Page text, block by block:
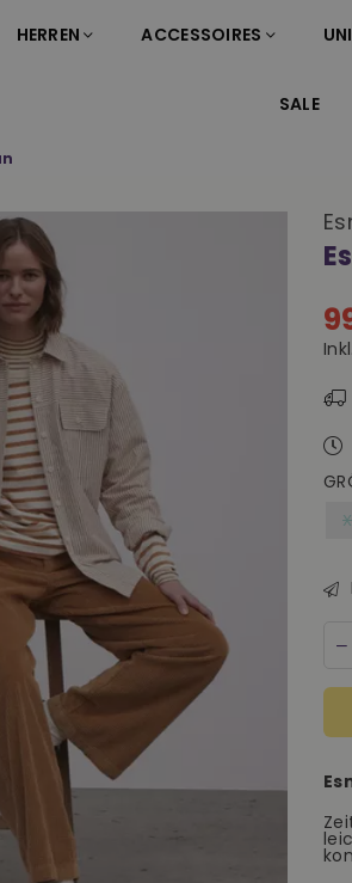
HERREN ACCESSOIRES
SALE